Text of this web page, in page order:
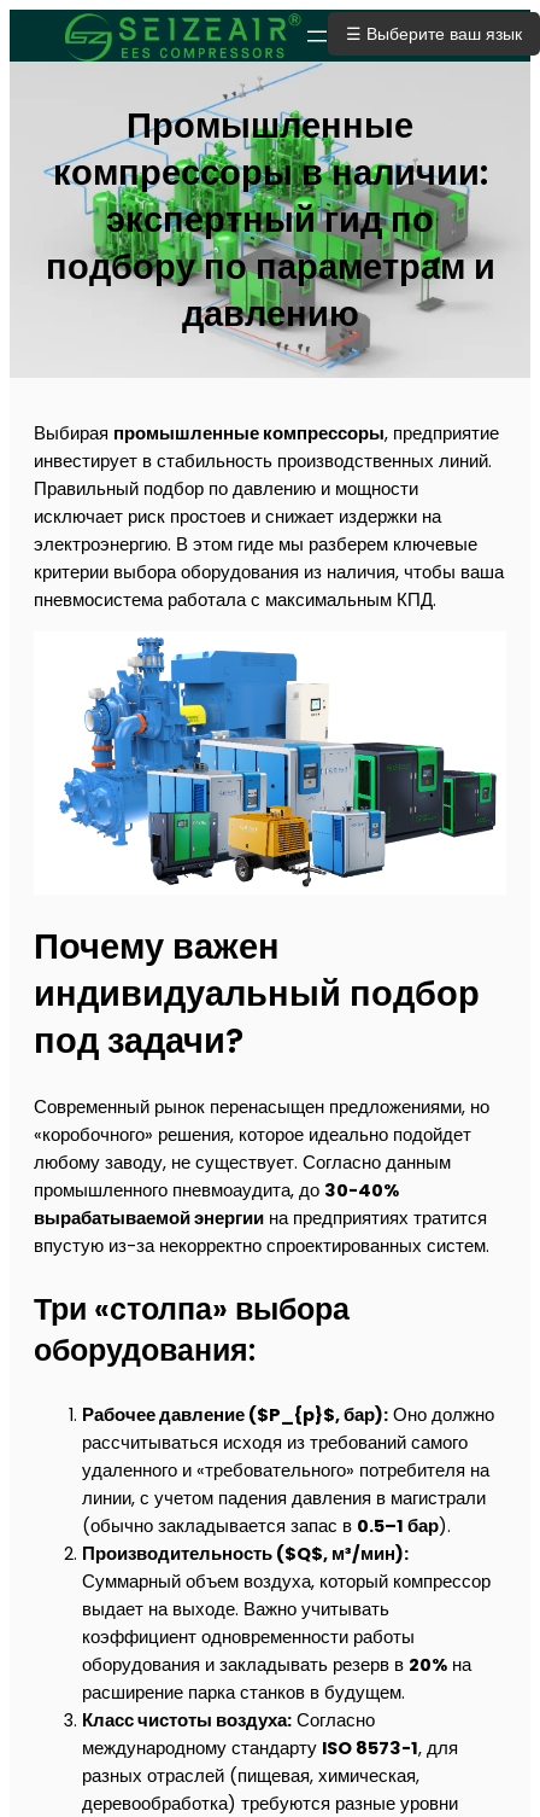
ОТПРАВИТЬ ЗАЯВКУ
☰ Выберите ваш язык
Промышленные
компрессоры в наличии:
экспертный гид по
подбору по параметрам и
давлению
Выбирая промышленные компрессоры, предприятие
инвестирует в стабильность производственных линий.
Правильный подбор по давлению и мощности
исключает риск простоев и снижает издержки на
электроэнергию. В этом гиде мы разберем ключевые
критерии выбора оборудования из наличия, чтобы ваша
пневмосистема работала с максимальным КПД.
Почему важен
индивидуальный подбор
под задачи?
Современный рынок перенасыщен предложениями, но
«коробочного» решения, которое идеально подойдет
любому заводу, не существует. Согласно данным
промышленного пневмоаудита, до 30-40%
вырабатываемой энергии на предприятиях тратится
впустую из-за некорректно спроектированных систем.
Три «столпа» выбора
оборудования:
Рабочее давление ($P_{p}$, бар): Оно должно
рассчитываться исходя из требований самого
удаленного и «требовательного» потребителя на
линии, с учетом падения давления в магистрали
(обычно закладывается запас в 0.5–1 бар).
Производительность ($Q$, м³/мин):
Суммарный объем воздуха, который компрессор
выдает на выходе. Важно учитывать
коэффициент одновременности работы
оборудования и закладывать резерв в 20% на
расширение парка станков в будущем.
Класс чистоты воздуха: Согласно
международному стандарту ISO 8573-1, для
разных отраслей (пищевая, химическая,
деревообработка) требуются разные уровни